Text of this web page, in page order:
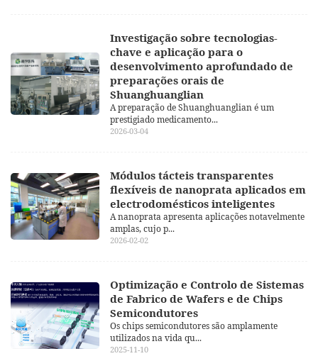
Investigação sobre tecnologias-
chave e aplicação para o
desenvolvimento aprofundado de
preparações orais de
Shuanghuanglian
A preparação de Shuanghuanglian é um
prestigiado medicamento...
2026-03-04
Módulos tácteis transparentes
flexíveis de nanoprata aplicados em
electrodomésticos inteligentes
A nanoprata apresenta aplicações notavelmente
amplas, cujo p...
2026-02-02
Optimização e Controlo de Sistemas
de Fabrico de Wafers e de Chips
Semicondutores
Os chips semicondutores são amplamente
utilizados na vida qu...
2025-11-10